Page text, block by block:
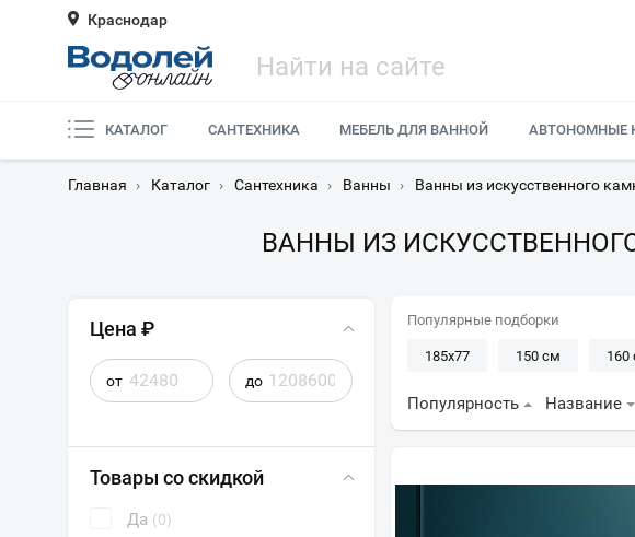
Краснодар
КАТАЛОГ САНТЕХНИКА МЕБЕЛЬ ДЛЯ ВАННОЙ АВТОНОМНЫЕ
Главная › Каталог › Сантехника › Ванны › Ванны из искусственного
ВАННЫ ИЗ
Цена ₽
от до
Товары со скидкой
Да (0)
Популярные подборки
185x77 150 см 160
Популярность Название